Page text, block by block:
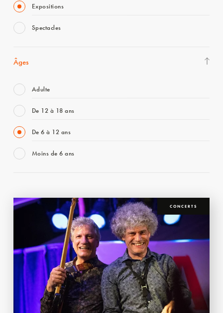
Expositions
Spectacles
Âges
Adulte
De 12 à 18 ans
De 6 à 12 ans
Moins de 6 ans
CONCERTS